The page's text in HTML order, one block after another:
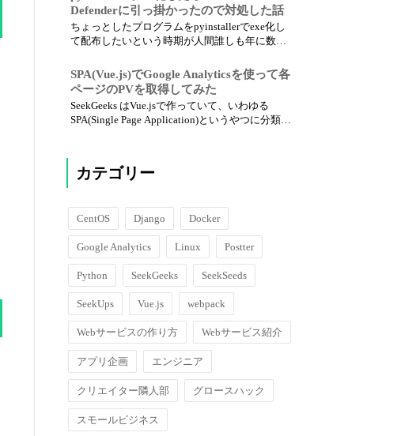
線代わりに使っています。このホームルータ
ー、導入当初はすごく快適だったのですが、去
年くらいから...
Defenderに引っ掛かったので対処した話
ちょっとしたプログラムをpyinstallerでexe化し
て配布したいという時期が人間誰しも年に数回
たプログラムがWindows Defenderにウイルス扱
いされるという悲劇が起こりました。 何でだよ
真面目なプログラムだよウイルス扱いと...
SPA(Vue.js)でGoogle Analyticsを使って各
ページのPVを取得してみた
SeekGeeks はVue.jsで作っていて、いわゆる
SPA(Single Page Application)というやつに分類さ
得しようと...
カテゴリー
CentOS Django Docker
Google Analytics Linux Postter
Python SeekGeeks SeekSeeds
SeekUps Vue.js webpack
Webサービスの作り方 Webサービス紹介
アプリ企画 エンジニア
クリエイター隣人部 グロースハック
スモールビジネス